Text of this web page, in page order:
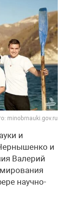
minobrnauki.gov.ru
и
и
Валерий
научно-